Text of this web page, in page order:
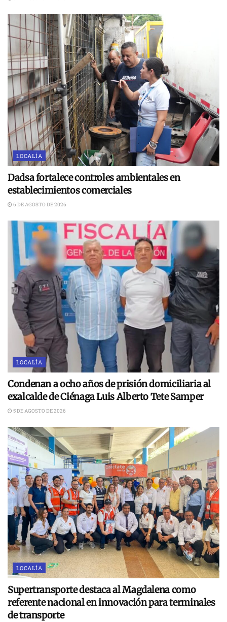
LOCALÍA
Dadsa fortalece controles ambientales en
establecimientos comerciales
6 DE AGOSTO DE 2026
LOCALÍA
Condenan a ocho años de prisión domiciliaria al
exalcalde de Ciénaga Luis Alberto Tete Samper
5 DE AGOSTO DE 2026
LOCALÍA
Supertransporte destaca al Magdalena como
referente nacional en innovación para terminales
de transporte